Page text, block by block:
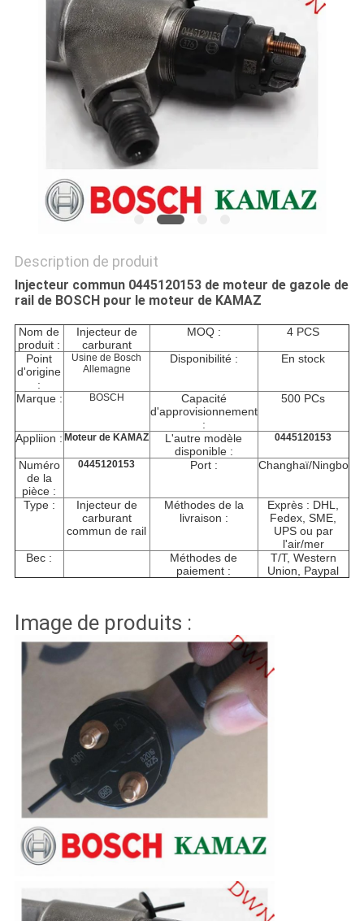
SITE
PRIVACY
POLICY
Description de produit
Injecteur commun 0445120153 de moteur de gazole de
rail de BOSCH pour le moteur de KAMAZ
Nom de
produit :
Injecteur de
carburant
MOQ : 4 PCS
Point
d'origine
:
Usine de Bosch
Allemagne
Disponibilité : En stock
Marque : BOSCH
Capacité
d'approvisionnement
:
500 PCs
Appliion : Moteur de KAMAZ
L'autre modèle
disponible :
0445120153
Numéro
de la
pièce :
0445120153 Port : Changhaï/Ningbo
Type :
Injecteur de
carburant
commun de rail
Méthodes de la
livraison :
Exprès : DHL,
Fedex, SME,
UPS ou par
l'air/mer
Bec :
Méthodes de
paiement :
T/T, Western
Union, Paypal
Image de produits :